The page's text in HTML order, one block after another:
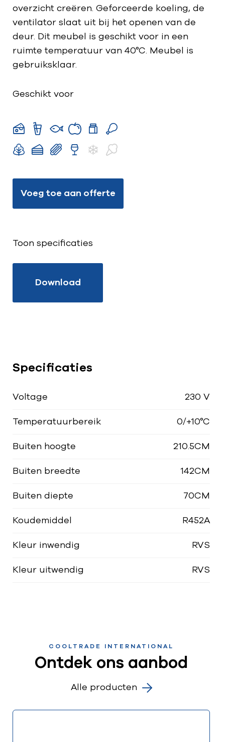
overzicht creëren. Geforceerde koeling, de
ventilator slaat uit bij het openen van de
deur. Dit meubel is geschikt voor in een
ruimte temperatuur van 40°C. Meubel is
gebruiksklaar.
Geschikt voor
Voeg toe aan offerte
Toon specificaties
Download
Specificaties
Voltage 230 V
Temperatuurbereik 0/+10°C
Buiten hoogte 210.5CM
Buiten breedte 142CM
Buiten diepte 70CM
Koudemiddel R452A
Kleur inwendig RVS
Kleur uitwendig RVS
COOLTRADE INTERNATIONAL
Ontdek ons aanbod
Alle producten